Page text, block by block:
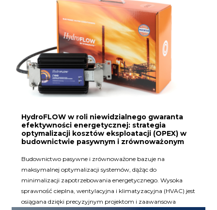
HydroFLOW w roli niewidzialnego gwaranta
efektywności energetycznej: strategia
optymalizacji kosztów eksploatacji (OPEX) w
budownictwie pasywnym i zrównoważonym
Budownictwo pasywne i zrównoważone bazuje na
maksymalnej optymalizacji systemów, dążąc do
minimalizacji zapotrzebowania energetycznego. Wysoka
sprawność cieplna, wentylacyjna i klimatyzacyjna (HVAC) jest
osiągana dzięki precyzyjnym projektom i zaawansowa